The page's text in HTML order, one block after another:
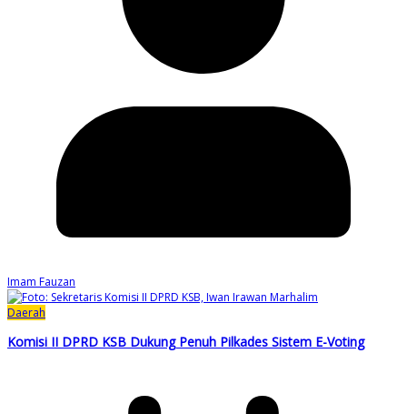
Imam Fauzan
Daerah
Komisi II DPRD KSB Dukung Penuh Pilkades Sistem E-Voting